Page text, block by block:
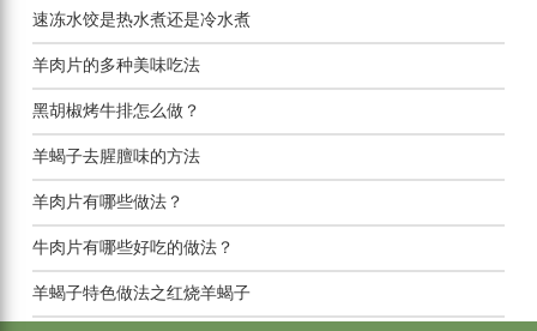
速冻水饺是热水煮还是冷水煮
羊肉片的多种美味吃法
黑胡椒烤牛排怎么做？
羊蝎子去腥膻味的方法
羊肉片有哪些做法？
牛肉片有哪些好吃的做法？
羊蝎子特色做法之红烧羊蝎子